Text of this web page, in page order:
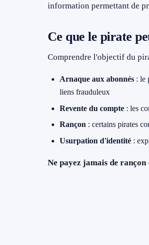
information permettant de
Ce que le pirate
Comprendre l'objectif du
Arnaque aux abonnés : le
liens frauduleux
Revente du compte : les
Rançon : certains pirates
Usurpation d'identité :
Ne payez jamais de rançon